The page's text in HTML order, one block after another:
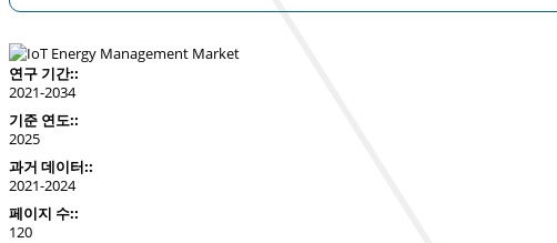
연구 기간::
2021-2034
기준 연도::
2025
과거 데이터::
2021-2024
페이지 수::
120